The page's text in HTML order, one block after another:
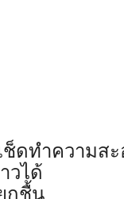
ช็ดทำความสะ
วได้